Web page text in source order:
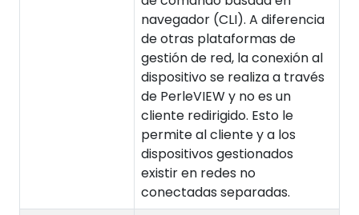
navegador (CLI). A diferencia
de otras plataformas de
gestión de red, la conexión al
dispositivo se realiza a través
de PerleVIEW y no es un
cliente redirigido. Esto le
permite al cliente y a los
dispositivos gestionados
existir en redes no
conectadas separadas.